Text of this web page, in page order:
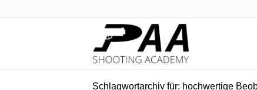
Schlagwortarchiv für: hochwertige